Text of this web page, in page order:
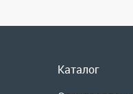
Каталог